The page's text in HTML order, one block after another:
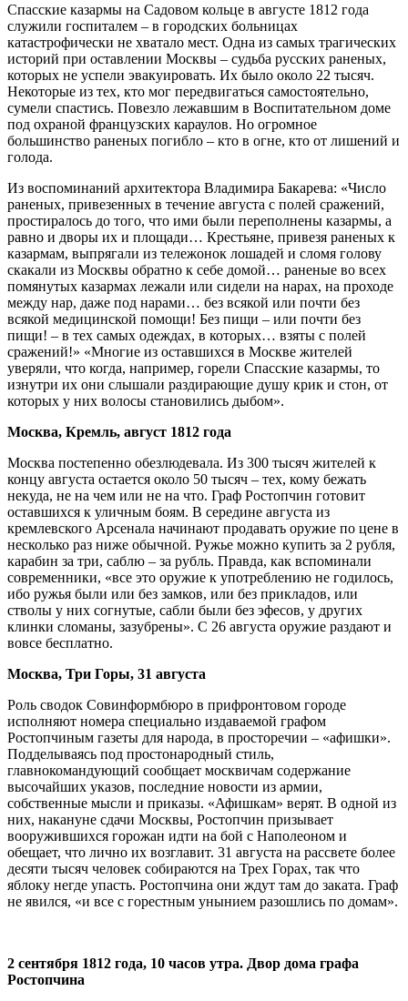
Спасские казармы на Садовом кольце в августе 1812 года
служили госпиталем – в городских больницах
катастрофически не хватало мест. Одна из самых трагических
историй при оставлении Москвы – судьба русских раненых,
которых не успели эвакуировать. Их было около 22 тысяч.
Некоторые из тех, кто мог передвигаться самостоятельно,
сумели спастись. Повезло лежавшим в Воспитательном доме
под охраной французских караулов. Но огромное
большинство раненых погибло – кто в огне, кто от лишений и
голода.
Из воспоминаний архитектора Владимира Бакарева: «Число
раненых, привезенных в течение августа с полей сражений,
простиралось до того, что ими были переполнены казармы, а
равно и дворы их и площади… Крестьяне, привезя раненых к
казармам, выпрягали из тележонок лошадей и сломя голову
скакали из Москвы обратно к себе домой… раненые во всех
помянутых казармах лежали или сидели на нарах, на проходе
между нар, даже под нарами… без всякой или почти без
всякой медицинской помощи! Без пищи – или почти без
пищи! – в тех самых одеждах, в которых… взяты с полей
сражений!» «Многие из оставшихся в Москве жителей
уверяли, что когда, например, горели Спасские казармы, то
изнутри их они слышали раздирающие душу крик и стон, от
которых у них волосы становились дыбом».
Москва, Кремль, август 1812 года
Москва постепенно обезлюдевала. Из 300 тысяч жителей к
концу августа остается около 50 тысяч – тех, кому бежать
некуда, не на чем или не на что. Граф Ростопчин готовит
оставшихся к уличным боям. В середине августа из
кремлевского Арсенала начинают продавать оружие по цене в
несколько раз ниже обычной. Ружье можно купить за 2 рубля,
карабин за три, саблю – за рубль. Правда, как вспоминали
современники, «все это оружие к употреблению не годилось,
ибо ружья были или без замков, или без прикладов, или
стволы у них согнутые, сабли были без эфесов, у других
клинки сломаны, зазубрены». С 26 августа оружие раздают и
вовсе бесплатно.
Москва, Три Горы, 31 августа
Роль сводок Совинформбюро в прифронтовом городе
исполняют номера специально издаваемой графом
Ростопчиным газеты для народа, в просторечии – «афишки».
Подделываясь под простонародный стиль,
главнокомандующий сообщает москвичам содержание
высочайших указов, последние новости из армии,
собственные мысли и приказы. «Афишкам» верят. В одной из
них, накануне сдачи Москвы, Ростопчин призывает
вооружившихся горожан идти на бой с Наполеоном и
обещает, что лично их возглавит. 31 августа на рассвете более
десяти тысяч человек собираются на Трех Горах, так что
яблоку негде упасть. Ростопчина они ждут там до заката. Граф
не явился, «и все с горестным унынием разошлись по домам».
2 сентября 1812 года, 10 часов утра. Двор дома графа
Ростопчина